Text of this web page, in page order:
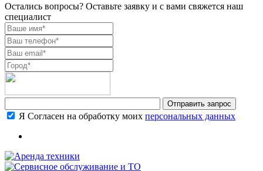
Остались вопросы? Оставьте заявку и с вами свяжется наш
специалист
Я Согласен на обработку моих персональных данных